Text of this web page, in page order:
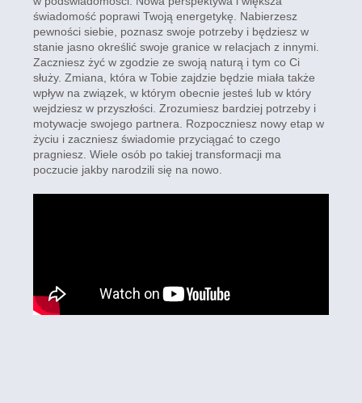
świadomość poprawi Twoją energetykę. Nabierzesz
pewności siebie, poznasz swoje potrzeby i będziesz w
stanie jasno określić swoje granice w relacjach z innymi.
Zaczniesz żyć w zgodzie ze swoją naturą i tym co Ci
służy. Zmiana, która w Tobie zajdzie będzie miała także
wpływ na związek, w którym obecnie jesteś lub w który
wejdziesz w przyszłości. Zrozumiesz bardziej potrzeby i
motywacje swojego partnera. Rozpoczniesz nowy etap w
życiu i zaczniesz świadomie przyciągać to czego
pragniesz. Wiele osób po takiej transformacji ma
poczucie jakby narodzili się na nowo.